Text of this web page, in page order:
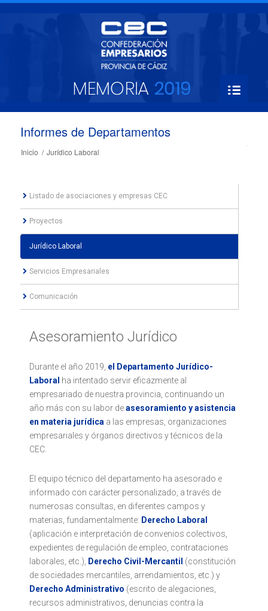
Informes de Departamentos
Inicio / Jurídico Laboral
Listado de asociaciones y empresas CEC
Proyectos
Jurídico Laboral
Servicios Empresariales
Comunicación
Asesoramiento Jurídico
Durante el año 2019, el Departamento Jurídico-
Laboral ha intentado servir eficazmente al
empresariado de nuestra provincia, continuando un
año más con su labor deasesoramiento y asistencia
en materia jurídica a las empresas, organizaciones
empresariales y órganos directivos y técnicos de la
CEC.
El equipo técnico del departamento ha asesorado e
informado con carácter personalizado, a través de
numerosas consultas, en diferentes campos y
materias, fundamentalmente: Derecho Laboral
(aplicación e interpretación de convenios colectivos,
expedientes de regulación de empleo, contrataciones
laborales, etc.),
Derecho Civil-Mercantil (constitución
de sociedades mercantiles, arrendamientos, etc.) y
Derecho Administrativo (escrito de alegaciones,
recursos administrativos, denuncias contra la